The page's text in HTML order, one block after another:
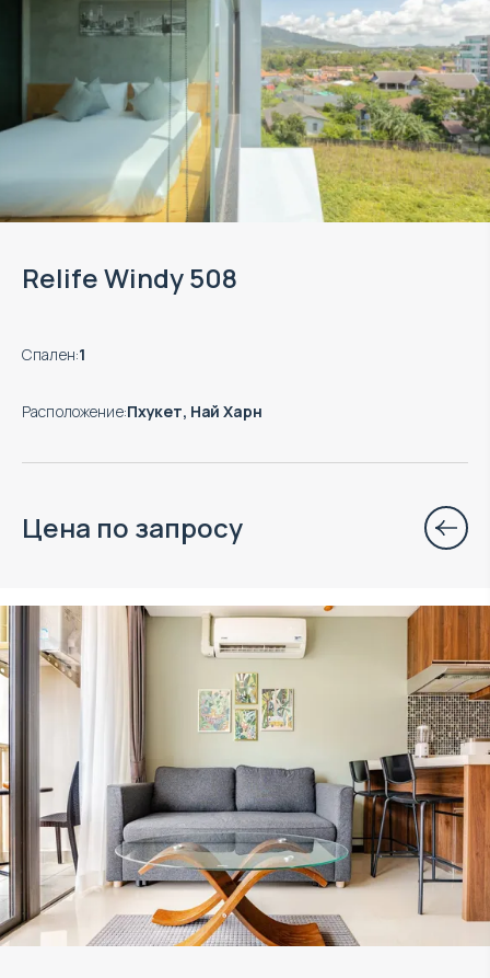
Relife Windy 508
Спален:1
Расположение:Пхукет, Най Харн
Цена по запросу
Объект в управлении VillaCarte